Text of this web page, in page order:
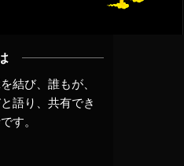
結び、誰もが、
語り、共有でき
す。